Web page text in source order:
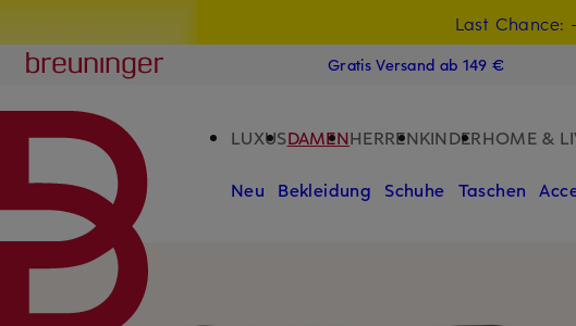
Last Chance:
15€-
Breuninger
Gratis Versand ab 149 €
LUXUSDAMENHERRENKINDERHOME &
Neu Bekleidung Schuhe Taschen